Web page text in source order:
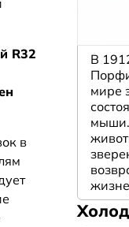
R32
в
В
мире
мыши.